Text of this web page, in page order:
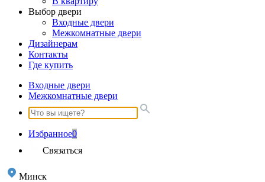
Выбор двери
Входные двери
Межкомнатные двери
Дизайнерам
Контакты
Где купить
Входные двери
Межкомнатные двери
Избранное0
Связаться
Минск